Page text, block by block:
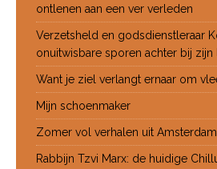
ontlenen aan een ver verleden
Verzetsheld en godsdienstleraar
onuitwisbare sporen achter bij
Want je ziel verlangt ernaar om
Mijn schoenmaker
Zomer vol verhalen uit
Rabbijn Tzvi Marx: de huidige